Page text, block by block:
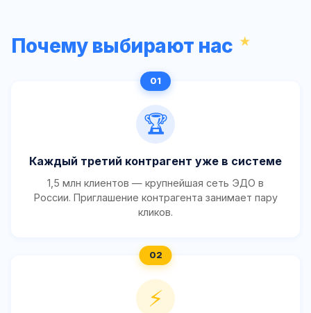
Почему выбирают нас
🏆
Каждый третий контрагент уже в системе
1,5 млн клиентов — крупнейшая сеть ЭДО в
России. Приглашение контрагента занимает пару
кликов.
⚡